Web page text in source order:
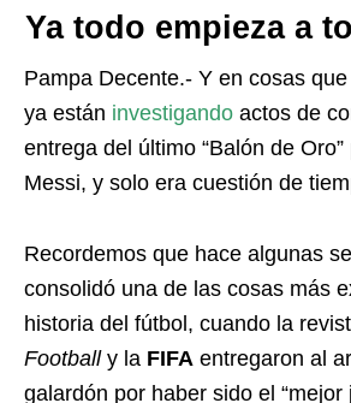
Ya todo empieza a
Pampa Decente.- Y en cosas
ya están investigando actos de
entrega del último “Balón de Oro”
Messi, y solo era cuestión de
Recordemos que hace algunas
consolidó una de las cosas más
historia del fútbol, cuando la
Footbally la FIFA entregaron al
galardón por haber sido el “mejor